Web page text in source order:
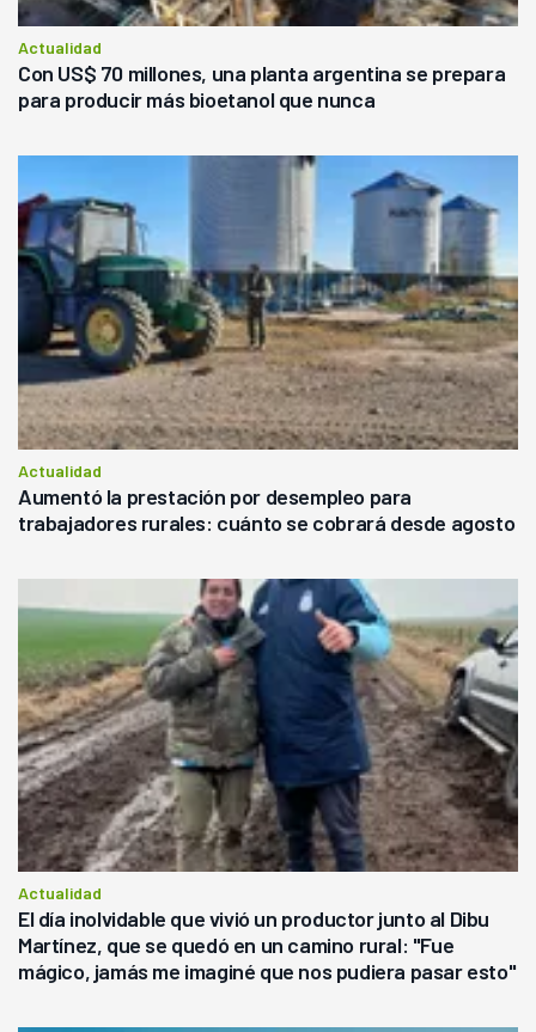
Actualidad
Con US$ 70 millones, una planta argentina se prepara
para producir más bioetanol que nunca
Actualidad
Aumentó la prestación por desempleo para
trabajadores rurales: cuánto se cobrará desde agosto
Actualidad
El día inolvidable que vivió un productor junto al Dibu
Martínez, que se quedó en un camino rural: "Fue
mágico, jamás me imaginé que nos pudiera pasar esto"